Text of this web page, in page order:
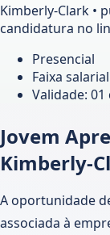
Kimberly-Clark •
candidatura no
Presencial
Faixa
Validade: 01
Jovem
Kimberly-
A oportunidade
associada à